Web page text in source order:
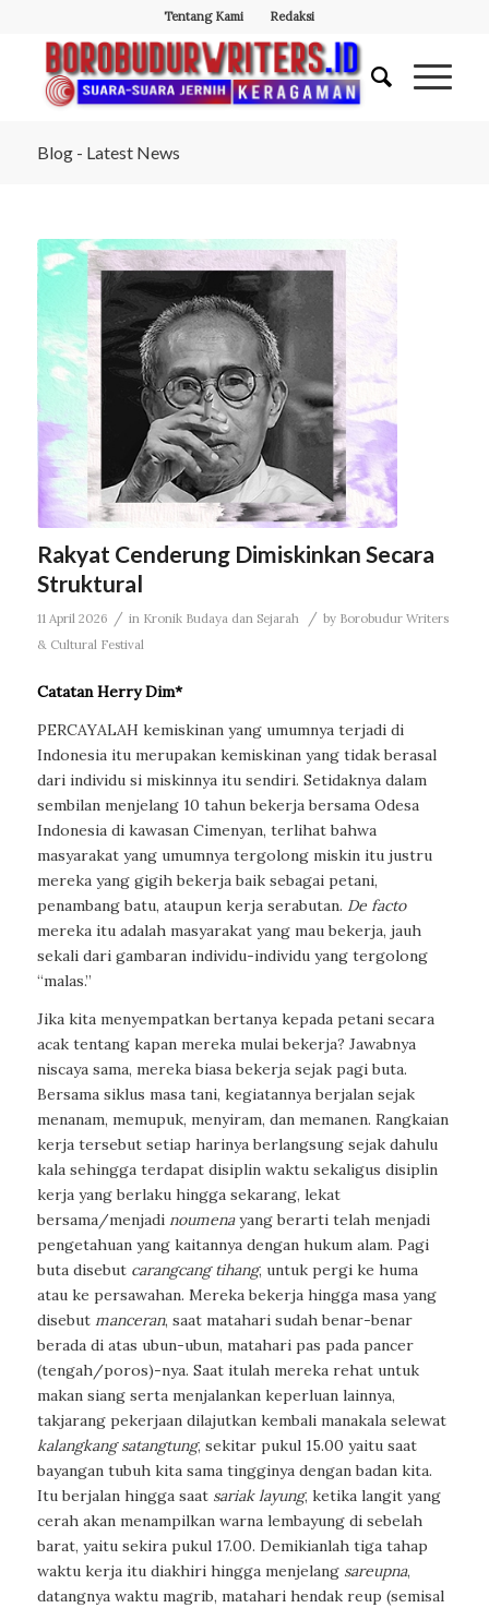
Tentang Kami Redaksi
Blog - Latest News
Rakyat Cenderung Dimiskinkan Secara
Struktural
11 April 2026 / in Kronik Budaya dan Sejarah / by Borobudur Writers
& Cultural Festival
Catatan Herry Dim*
PERCAYALAH kemiskinan yang umumnya terjadi di
Indonesia itu merupakan kemiskinan yang tidak berasal
dari individu si miskinnya itu sendiri. Setidaknya dalam
sembilan menjelang 10 tahun bekerja bersama Odesa
Indonesia di kawasan Cimenyan, terlihat bahwa
masyarakat yang umumnya tergolong miskin itu justru
mereka yang gigih bekerja baik sebagai petani,
penambang batu, ataupun kerja serabutan. De facto
mereka itu adalah masyarakat yang mau bekerja, jauh
sekali dari gambaran individu-individu yang tergolong
“malas.”
Jika kita menyempatkan bertanya kepada petani secara
acak tentang kapan mereka mulai bekerja? Jawabnya
niscaya sama, mereka biasa bekerja sejak pagi buta.
Bersama siklus masa tani, kegiatannya berjalan sejak
menanam, memupuk, menyiram, dan memanen. Rangkaian
kerja tersebut setiap harinya berlangsung sejak dahulu
kala sehingga terdapat disiplin waktu sekaligus disiplin
kerja yang berlaku hingga sekarang, lekat
bersama/menjadi noumenayang berarti telah menjadi
pengetahuan yang kaitannya dengan hukum alam. Pagi
buta disebut carangcang tihang, untuk pergi ke huma
atau ke persawahan. Mereka bekerja hingga masa yang
disebut manceran, saat matahari sudah benar-benar
berada di atas ubun-ubun, matahari pas pada pancer
(tengah/poros)-nya. Saat itulah mereka rehat untuk
makan siang serta menjalankan keperluan lainnya,
takjarang pekerjaan dilajutkan kembali manakala selewat
kalangkang satangtung, sekitar pukul 15.00 yaitu saat
bayangan tubuh kita sama tingginya dengan badan kita.
Itu berjalan hingga saat sariak layung, ketika langit yang
cerah akan menampilkan warna lembayung di sebelah
barat, yaitu sekira pukul 17.00. Demikianlah tiga tahap
waktu kerja itu diakhiri hingga menjelang sareupna,
datangnya waktu magrib, matahari hendak reup (semisal